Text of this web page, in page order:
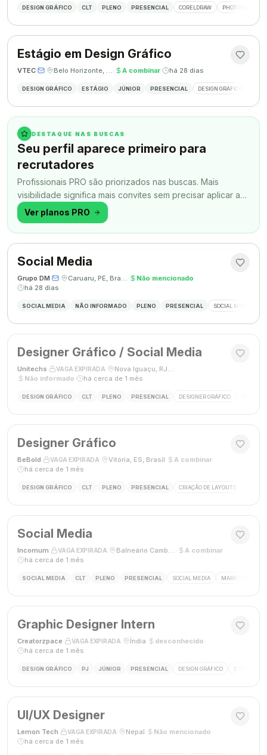
DESIGN GRÁFICO CLT PLENO PRESENCIAL CORELDRAW PHOTOSHOP
Estágio em Design Gráfico
VTEC· · Belo Horizonte, MG · A combinar· há 28 dias
DESIGN GRÁFICO ESTÁGIO JÚNIOR PRESENCIAL DESIGN GRÁFICO
DESTAQUE NAS BUSCAS
Seu perfil aparece primeiro para
recrutadores
Profissionais PRO são priorizados nas buscas. Mais
visibilidade significa mais convites sem precisar aplicar a
todo momento.
Ver planos PRO
Social Media
Grupo DM· · Caruaru, PE, Brasil· Não mencionado·
há 28 dias
SOCIAL MEDIA NÃO INFORMADO PLENO PRESENCIAL SOCIAL MEDIA
Designer Gráfico / Social Media
Unitechs VAGA EXPIRADA Nova Iguaçu, RJ, Brasil
Não informado
há cerca de 1 mês
DESIGN GRÁFICO CLT PLENO PRESENCIAL DESIGNER GRÁFICO
Designer Gráfico
BeBold VAGA EXPIRADA Vitória, ES, Brasil A combinar·
há cerca de 1 mês
DESIGN GRÁFICO CLT PLENO PRESENCIAL CRIAÇÃO DE LAYOUTS
Social Media
Incomum VAGA EXPIRADA Balneário Camboriú, SC A combinar·
há cerca de 1 mês
SOCIAL MEDIA CLT PLENO PRESENCIAL SOCIAL MEDIA MARKETING
Graphic Designer Intern
Creatorzpace VAGA EXPIRADA Índia desconhecido
há cerca de 1 mês
DESIGN GRÁFICO PJ JÚNIOR PRESENCIAL DESIGN GRÁFICO ESTÁGIO
UI/UX Designer
Lemon Tech VAGA EXPIRADA Nepal Não mencionado
há cerca de 1 mês